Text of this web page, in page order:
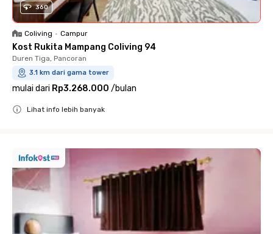
360
Coliving • Campur
Kost Rukita Mampang Coliving 94
Duren Tiga, Pancoran
3.1 km dari gama tower
mulai dari Rp3.268.000 /bulan
Lihat info lebih banyak